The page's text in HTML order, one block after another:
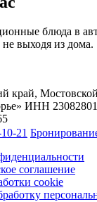
блюда в
выходя из дома.
край,
ИНН
21
соглашение
cookie